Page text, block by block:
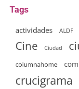
Tags
actividades ALDF
Cine Ciudad
columnahome
crucigrama